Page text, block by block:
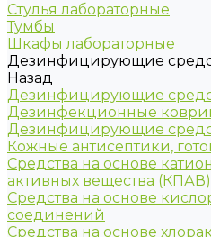
Стулья лабораторные
Тумбы
Шкафы лабораторные
Дезинфицирующие
Назад
Дезинфицирующие
Дезинфекционные
Дезинфицирующие
Кожные антисептики,
Средства на основе
активных вещества (КПАВ)
Средства на основе
соединений
Средства на основе